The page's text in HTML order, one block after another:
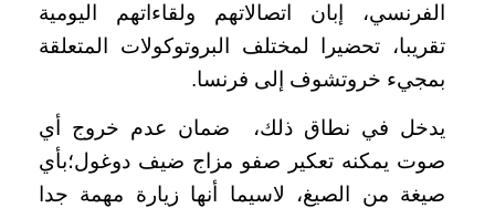
الفرنسي، إبان اتصالاتهم ولقاءاتهم اليومية
تقريبا، تحضيرا لمختلف البروتوكولات المتعلقة
بمجيء خروتشوف إلى فرنسا.
يدخل في نطاق ذلك، ضمان عدم خروج أي
صوت يمكنه تعكير صفو مزاج ضيف دوغول؛بأي
صيغة من الصيغ، لاسيما أنها زيارة مهمة جدا